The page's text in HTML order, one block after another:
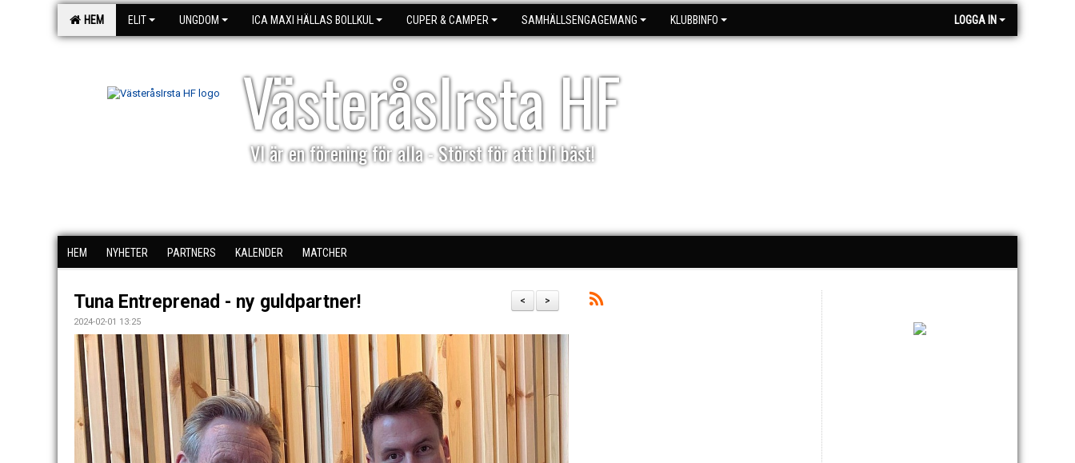
HEM ELIT UNGDOM ICA MAXI HÄLLAS BOLLKUL CUPER & CAMPER SAMHÄLLSENGAGEMANG KLUBBINFO LOGGA IN
VästeråsIrsta HF
VI är en förening för alla - Störst för att bli bäst!
HEM NYHETER PARTNERS KALENDER MATCHER
>
<
Tuna Entreprenad - ny guldpartner!
2024-02-01 13:25